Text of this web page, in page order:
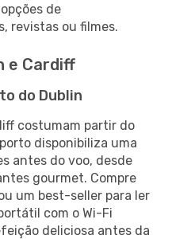
de
revistas ou filmes.
e Cardiff
do Dublin
costumam partir do
disponibiliza uma
antes do voo, desde
gourmet. Compre
um best-seller para ler
com o Wi-Fi
deliciosa antes da